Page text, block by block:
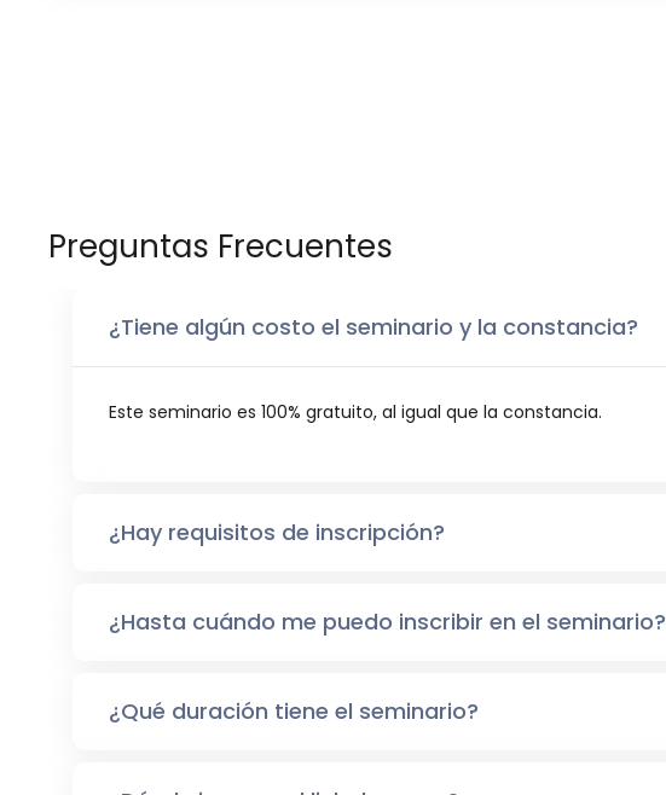
Preguntas Frecuentes
¿Tiene algún costo el seminario y la constancia?
Este seminario es 100% gratuito, al igual que la constancia.
¿Hay requisitos de inscripción?
¿Hasta cuándo me puedo inscribir en el seminario?
¿Qué duración tiene el seminario?